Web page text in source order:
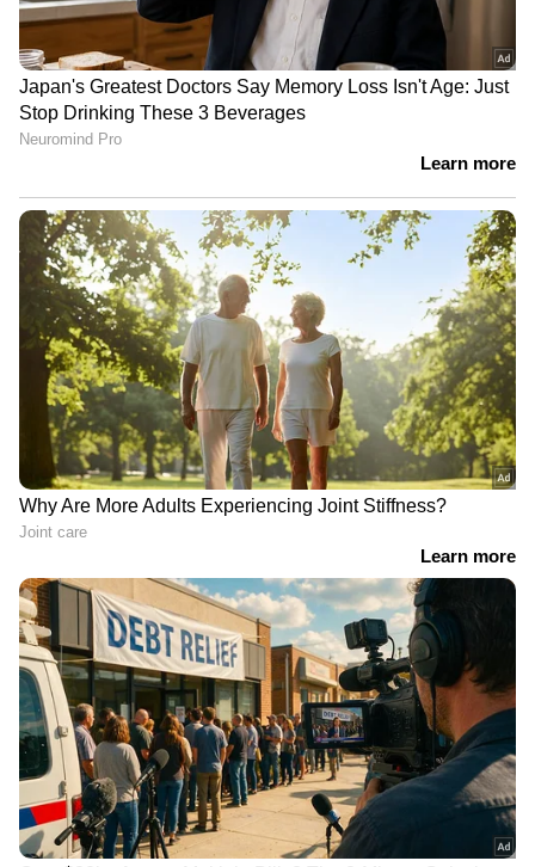
ഉൾക്കടൽ എന്നിവിടങ്ങളിൽ മണിക്കൂറിൽ 40
മുതൽ 45 കിലോമീറ്റര്‍ വേഗതയിലും
ചിലവസരങ്ങളിൽ മണിക്കൂറിൽ 55 കിലോമീറ്റര്‍
വരെ വേഗതയിലും ശക്തമായ കാറ്റിനും മോശം
കാലാവസ്ഥയ്ക്കും സാധ്യത.
തെക്ക് പടിഞ്ഞാറൻ അതിനോട് ചേർന്നുള്ള മധ്യ
പടിഞ്ഞാറൻ അറബിക്കടൽ, സോമാലിയൻ
തീരം,ഗൾഫ് ഓഫ് മാന്നാർ, തെക്ക് ശ്രീലങ്കൻ
തീരം, തെക്ക് -പടിഞ്ഞാറൻ ബംഗാൾ ഉൾക്കടൽ
എന്നിവിടങ്ങളിൽ മണിക്കൂറിൽ 45 മുതൽ 55
കിലോമീറ്റര്‍ വേഗതയിലും ചിലവസരങ്ങളിൽ
മണിക്കൂറിൽ 65 കിലോമീറ്റര്‍ വരെ വേഗതയിലും
ശക്തമായ കാറ്റിനും മോശം കാലാവസ്ഥയ്ക്കും
സാധ്യത.